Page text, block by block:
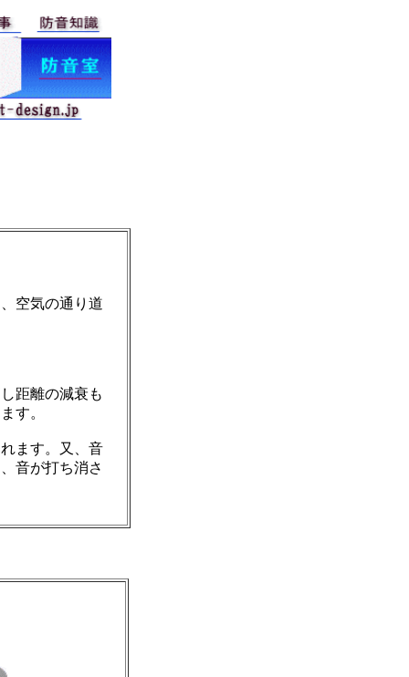
空気の通り道
距離の減衰も
す。
ます。又、音
音が打ち消さ